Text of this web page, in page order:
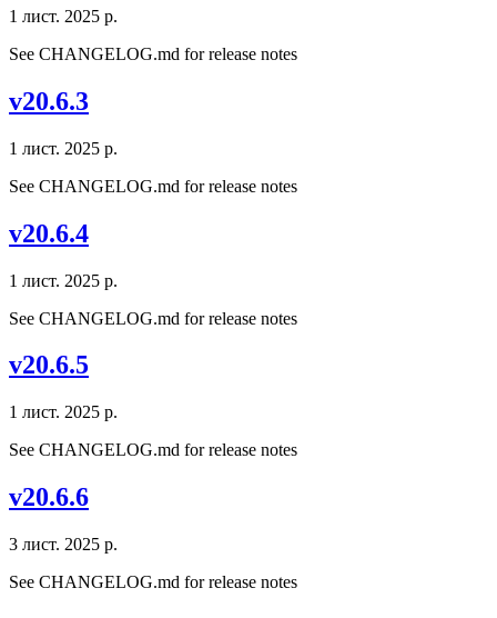
1 лист. 2025 р.
See CHANGELOG.md for release notes
v20.6.3
1 лист. 2025 р.
See CHANGELOG.md for release notes
v20.6.4
1 лист. 2025 р.
See CHANGELOG.md for release notes
v20.6.5
1 лист. 2025 р.
See CHANGELOG.md for release notes
v20.6.6
3 лист. 2025 р.
See CHANGELOG.md for release notes